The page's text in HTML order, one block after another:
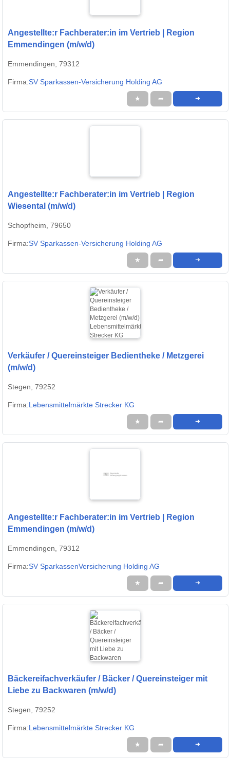
Angestellte:r Fachberater:in im Vertrieb | Region
Emmendingen (m/w/d)
Emmendingen, 79312
Firma:SV Sparkassen-Versicherung Holding AG
★ ➦ ➜
Angestellte:r Fachberater:in im Vertrieb | Region
Wiesental (m/w/d)
Schopfheim, 79650
Firma:SV Sparkassen-Versicherung Holding AG
★ ➦ ➜
Verkäufer / Quereinsteiger Bedientheke / Metzgerei
(m/w/d)
Stegen, 79252
Firma:Lebensmittelmärkte Strecker KG
★ ➦ ➜
Angestellte:r Fachberater:in im Vertrieb | Region
Emmendingen (m/w/d)
Emmendingen, 79312
Firma:SV SparkassenVersicherung Holding AG
★ ➦ ➜
Bäckereifachverkäufer / Bäcker / Quereinsteiger mit
Liebe zu Backwaren (m/w/d)
Stegen, 79252
Firma:Lebensmittelmärkte Strecker KG
★ ➦ ➜